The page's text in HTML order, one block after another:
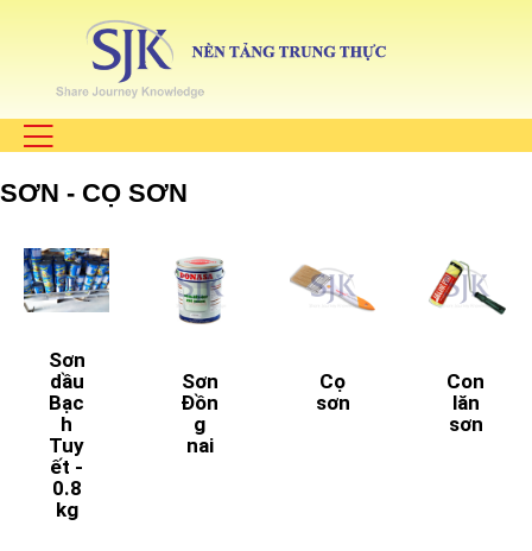
SƠN - CỌ SƠN
Sơn
dầu
Bạc
h
Tuy
ết -
0.8
kg
Sơn
Đồn
g
nai
Cọ
sơn
Con
lăn
sơn